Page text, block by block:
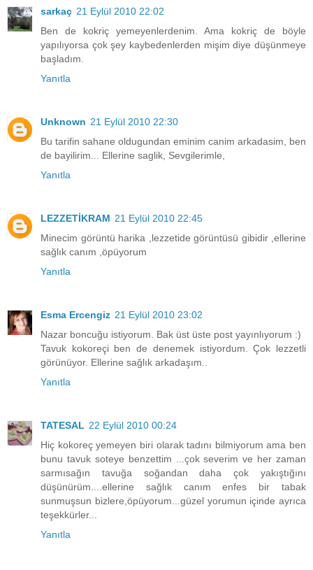
sarkaç 21 Eylül 2010 22:02
Ben de kokriç yemeyenlerdenim. Ama kokriç de böyle
yapılıyorsa çok şey kaybedenlerden mişim diye düşünmeye
başladım.
Yanıtla
Unknown 21 Eylül 2010 22:30
Bu tarifin sahane oldugundan eminim canim arkadasim, ben
de bayilirim... Ellerine saglik, Sevgilerimle,
Yanıtla
LEZZETİKRAM 21 Eylül 2010 22:45
Minecim görüntü harika ,lezzetide görüntüsü gibidir ,ellerine
sağlık canım ,öpüyorum
Yanıtla
Esma Ercengiz 21 Eylül 2010 23:02
Nazar boncuğu istiyorum. Bak üst üste post yayınlıyorum :)
Tavuk kokoreçi ben de denemek istiyordum. Çok lezzetli
görünüyor. Ellerine sağlık arkadaşım..
Yanıtla
TATESAL 22 Eylül 2010 00:24
Hiç kokoreç yemeyen biri olarak tadını bilmiyorum ama ben
bunu tavuk soteye benzettim ...çok severim ve her zaman
sarmısağın tavuğa soğandan daha çok yakıştığını
düşünürüm....ellerine sağlık canım enfes bir tabak
sunmuşsun bizlere,öpüyorum...güzel yorumun içinde ayrıca
teşekkürler...
Yanıtla